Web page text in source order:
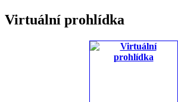
Virtuální prohlídka